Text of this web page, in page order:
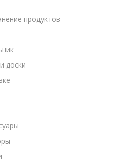
продуктов
доски